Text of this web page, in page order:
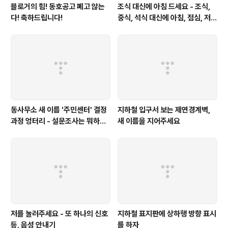
블로거의 힘! 동호공고 폐고 않는
다! 축하드립니다!
조식 대신에 아침 드세요 - 조식,
중식, 석식 대신에 아침, 점심, 저녁
동사무소 새 이름 '주민센터' 결정
과정 엉터리 - 설문조사는 뭐하러
지하철 입구서 보는 제연경계벽,
새 이름을 지어주세요
저를 눌러주세요 - 또 하나의 신호
등, 음성 안내기
지하철 표지판에 상하행 방향 표시
를 하자